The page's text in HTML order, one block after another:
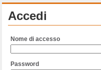
Accedi
Nome di accesso
Password